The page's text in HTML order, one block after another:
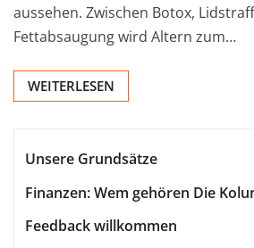
aussehen. Zwischen Botox,
Fettabsaugung wird Altern zum…
WEITERLESEN
Unsere Grundsätze
Finanzen: Wem gehören Die
Feedback willkommen